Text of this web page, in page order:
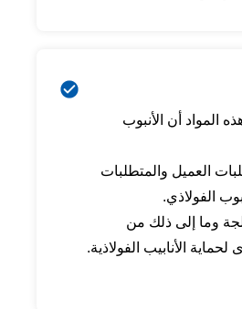
المواد أن الأنبوب
العميل والمتطلبات
الفولاذي.
وما إلى ذلك من
الأنابيب الفولاذية.